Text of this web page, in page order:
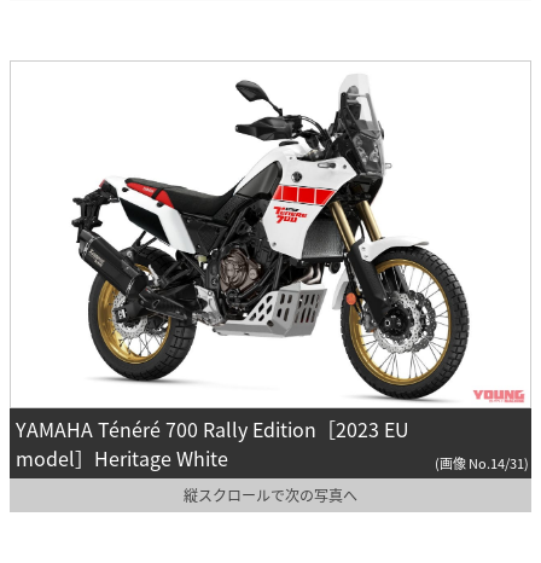
YAMAHA Ténéré 700 Rally Edition［2023 EU
model］Heritage White
(画像 No.14/31)
縦スクロールで次の写真へ